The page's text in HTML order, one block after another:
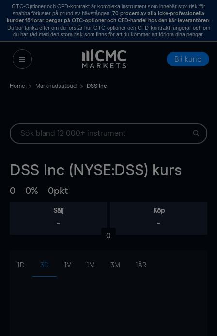
OTC-Optioner och CFD-kontrakt är komplexa instrument som innebär stor risk för
snabba förluster på grund av hävstången. 70 procent av alla icke-professionella
kunder förlorar pengar på OTC-optioner och CFD-handel hos den här leverantören.
Du bör tänka efter om du förstår hur OTC-optioner och CFD-kontrakt fungerar och om
du har råd med den stora risk som finns för att du kommer att förlora dina pengar.
Bli kund
Home Marknadsutbud DSS Inc
DSS Inc (NYSE:DSS) kurs
0 0% 0pkt
Sälj
-
Köp
-
0
1D 3D 1V 1M 3M 1ÅR